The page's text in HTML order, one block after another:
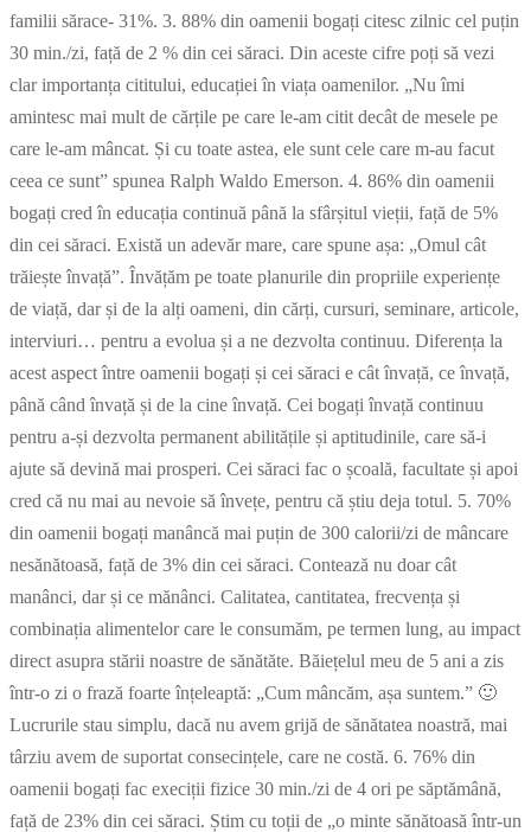
familii sărace- 31%. 3. 88% din oamenii bogați citesc zilnic cel puțin
30 min./zi, față de 2 % din cei săraci. Din aceste cifre poți să vezi
clar importanța cititului, educației în viața oamenilor. „Nu îmi
amintesc mai mult de cărțile pe care le-am citit decât de mesele pe
care le-am mâncat. Și cu toate astea, ele sunt cele care m-au facut
ceea ce sunt” spunea Ralph Waldo Emerson. 4. 86% din oamenii
bogați cred în educația continuă până la sfârșitul vieții, față de 5%
din cei săraci. Există un adevăr mare, care spune așa: „Omul cât
trăiește învață”. Învățăm pe toate planurile din propriile experiențe
de viață, dar și de la alți oameni, din cărți, cursuri, seminare, articole,
interviuri… pentru a evolua și a ne dezvolta continuu. Diferența la
acest aspect între oamenii bogați și cei săraci e cât învață, ce învață,
până când învață și de la cine învață. Cei bogați învață continuu
pentru a-și dezvolta permanent abilitățile și aptitudinile, care să-i
ajute să devină mai prosperi. Cei săraci fac o școală, facultate și apoi
cred că nu mai au nevoie să învețe, pentru că știu deja totul. 5. 70%
din oamenii bogați manâncă mai puțin de 300 calorii/zi de mâncare
nesănătoasă, față de 3% din cei săraci. Contează nu doar cât
manânci, dar și ce mănânci. Calitatea, cantitatea, frecvența și
combinația alimentelor care le consumăm, pe termen lung, au impact
direct asupra stării noastre de sănătăte. Băiețelul meu de 5 ani a zis
într-o zi o frază foarte înțeleaptă: „Cum mâncăm, așa suntem.” 🙂
Lucrurile stau simplu, dacă nu avem grijă de sănătatea noastră, mai
târziu avem de suportat consecințele, care ne costă. 6. 76% din
oamenii bogați fac execiții fizice 30 min./zi de 4 ori pe săptămână,
față de 23% din cei săraci. Știm cu toții de „o minte sănătoasă într-un